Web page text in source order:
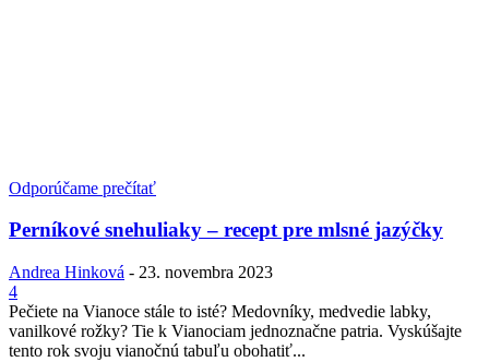
Odporúčame prečítať
Perníkové snehuliaky – recept pre mlsné jazýčky
Andrea Hinková - 23. novembra 2023
4
Pečiete na Vianoce stále to isté? Medovníky, medvedie labky,
vanilkové rožky? Tie k Vianociam jednoznačne patria. Vyskúšajte
tento rok svoju vianočnú tabuľu obohatiť...